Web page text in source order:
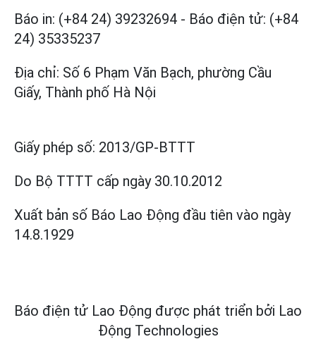
Báo in: (+84 24) 39232694 - Báo điện tử: (+84
24) 35335237
Địa chỉ: Số 6 Phạm Văn Bạch, phường Cầu
Giấy, Thành phố Hà Nội
Giấy phép số: 2013/GP-BTTT
Do Bộ TTTT cấp ngày 30.10.2012
Xuất bản số Báo Lao Động đầu tiên vào ngày
14.8.1929
Báo điện tử Lao Động được phát triển bởi Lao
Động Technologies